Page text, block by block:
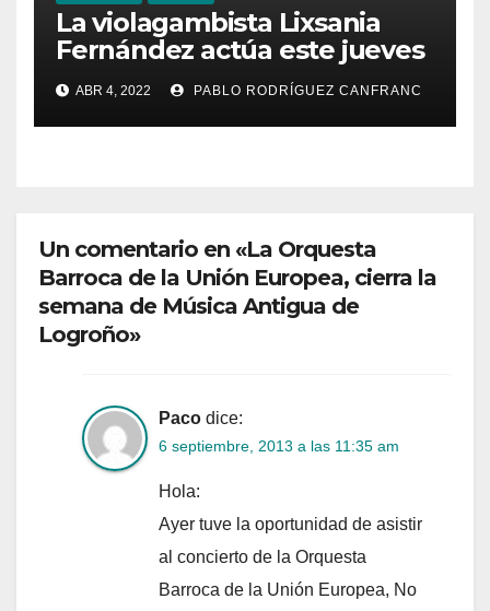
La violagambista Lixsania
Fernández actúa este jueves
en el ciclo de música en
directo de Fundación Cañada
Blanch
ABR 4, 2022 PABLO RODRÍGUEZ CANFRANC
Un comentario en «La Orquesta
Barroca de la Unión Europea, cierra la
semana de Música Antigua de
Logroño»
Paco dice:
6 septiembre, 2013 a las 11:35 am
Hola:
Ayer tuve la oportunidad de asistir
al concierto de la Orquesta
Barroca de la Unión Europea, No